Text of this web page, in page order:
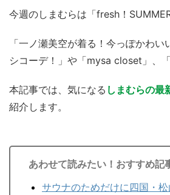
今週のしまむらは「fresh！
「一ノ瀬美空が着る！今っぽかわ
シコーデ！」や「mysa closet」、
本記事では、気になる しまむらの最
紹介します。
あわせて読みたい！おすすめ記
サウナのためだけに四国・